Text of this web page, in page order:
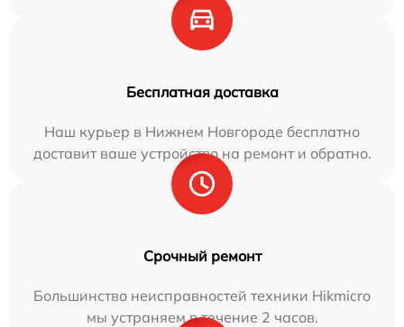
Бесплатная доставка
Наш курьер в Нижнем Новгороде бесплатно
доставит ваше устройство на ремонт и обратно.
Срочный ремонт
Большинство неисправностей техники Hikmicro
мы устраняем в течение 2 часов.